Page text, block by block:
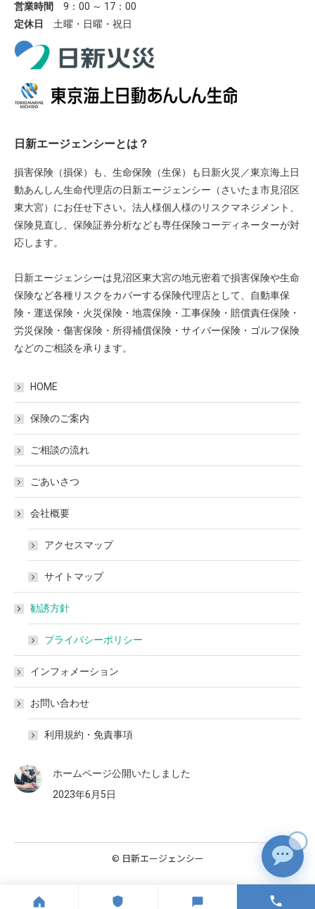
営業時間
9：00 ～ 17：00
定休日
土曜・日曜・祝日
日新エージェンシーとは？
損害保険（損保）も、生命保険（生保）も日新火災／東京海上日
動あんしん生命代理店の日新エージェンシー（さいたま市見沼区
東大宮）にお任せ下さい。法人様個人様のリスクマネジメント、
保険見直し、保険証券分析なども専任保険コーディネーターが対
応します。
日新エージェンシーは見沼区東大宮の地元密着で損害保険や生命
保険など各種リスクをカバーする保険代理店として、自動車保
険・運送保険・火災保険・地震保険・工事保険・賠償責任保険・
労災保険・傷害保険・所得補償保険・サイバー保険・ゴルフ保険
などのご相談を承ります。
HOME
保険のご案内
ご相談の流れ
ごあいさつ
会社概要
アクセスマップ
サイトマップ
勧誘方針
プライバシーポリシー
インフォメーション
お問い合わせ
利用規約・免責事項
ホームページ公開いたしました
2023年6月5日
© 日新エージェンシー
🛡